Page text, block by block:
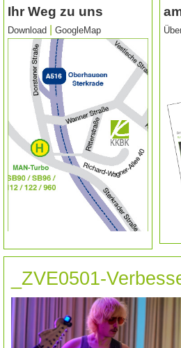
Ihr Weg zu uns
Download GoogleMap
_ZVE0501-